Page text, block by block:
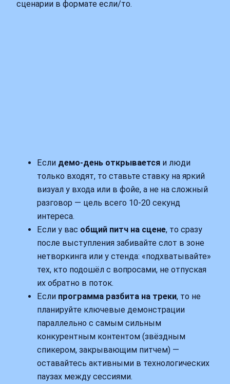
сценарии в формате если/то.
Если демо-день открывается и люди
только входят, то ставьте ставку на яркий
визуал у входа или в фойе, а не на сложный
разговор — цель всего 10-20 секунд
интереса.
Если у вас общий питч на сцене, то сразу
после выступления забивайте слот в зоне
нетворкинга или у стенда: «подхватывайте»
тех, кто подошёл с вопросами, не отпуская
их обратно в поток.
Если программа разбита на треки, то не
планируйте ключевые демонстрации
параллельно с самым сильным
конкурентным контентом (звёздным
спикером, закрывающим питчем) —
оставайтесь активными в технологических
паузах между сессиями.